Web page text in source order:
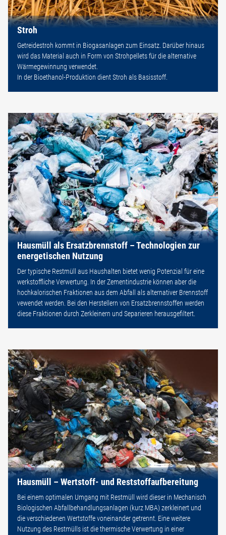
Stroh
Getreidestroh kommt in Biogasanlagen zum Einsatz. Darüber hinaus
wird das Material auch in Form von Strohpellets für die alternative
Wärmegewinnung verwendet.
In der Bioethanol-Produktion dient Stroh als Basisstoff.
Hausmüll als Ersatzbrennstoff – Technologien zur
energetischen Nutzung
Der typische Restmüll aus Haushalten bietet wenig Potenzial für eine
werkstoffliche Verwertung. In der Zementindustrie können aber die
hochkalorischen Fraktionen aus dem Abfall als alternativer Brennstoff
vewendet werden. Bei den Herstellern von Ersatzbrennstoffen werden
diese Fraktionen durch Zerkleinern und Separieren herausgefiltert.
Hausmüll – Wertstoff- und Reststoffaufbereitung
Bei einem optimalen Umgang mit Restmüll wird dieser in Mechanisch
Biologischen Abfallbehandlungsanlagen (kurz MBA) zerkleinert und
die verschiedenen Wertstoffe voneinander getrennt. Eine weitere
Nutzung des Restmülls ist die thermische Verwertung in einer